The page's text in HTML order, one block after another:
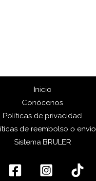
Inicio
Conócenos
Políticas de privacidad
de reembolso o envío
Sistema BRULER